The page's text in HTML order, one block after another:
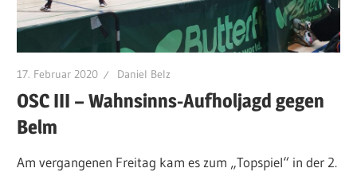
17. Februar 2020 Daniel Belz
OSC III – Wahnsinns-Aufholjagd gegen
Belm
Am vergangenen Freitag kam es zum „Topspiel“ in der 2.